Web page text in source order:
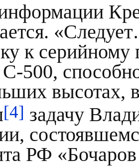
к
высотах,
[4] задачу
РФ